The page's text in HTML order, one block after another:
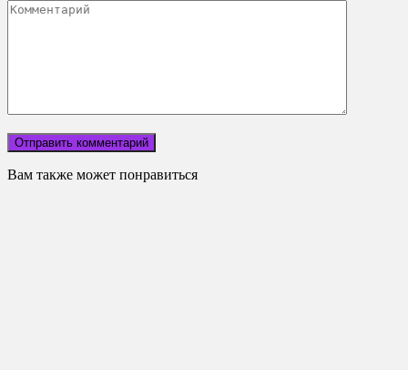
Вам также может понравиться